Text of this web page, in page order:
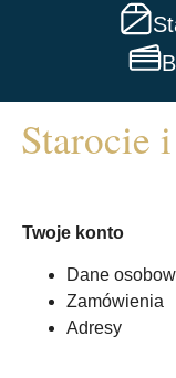
Twoje konto
Dane
Zamówienia
Adresy